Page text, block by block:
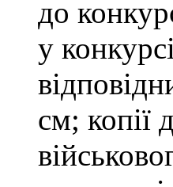
до
у
см; копії